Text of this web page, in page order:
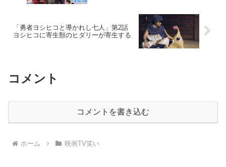
「勇者ヨシヒコと導かれし七人」第2話
ヨシヒコに寄生獣のヒダリーが寄生する
コメント
コメントを書き込む
ホーム 映画TV笑い